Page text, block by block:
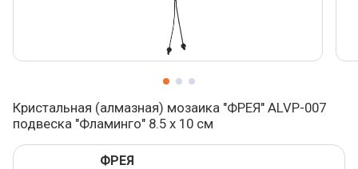
Кристальная (алмазная) мозаика "ФРЕЯ" ALVP-007
подвеска "Фламинго" 8.5 х 10 см
Варианты товара, краткая характеристика
Добавление в корзину
ФРЕЯ